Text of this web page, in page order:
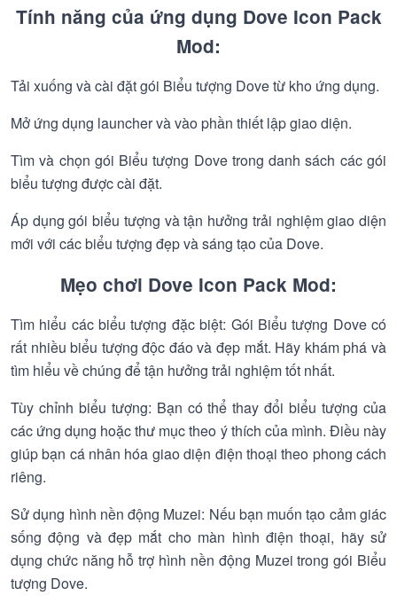
Tính năng của ứng dụng Dove Icon Pack
Mod:
Tải xuống và cài đặt gói Biểu tượng Dove từ kho ứng dụng.
Mở ứng dụng launcher và vào phần thiết lập giao diện.
Tìm và chọn gói Biểu tượng Dove trong danh sách các gói
biểu tượng được cài đặt.
Áp dụng gói biểu tượng và tận hưởng trải nghiệm giao diện
mới với các biểu tượng đẹp và sáng tạo của Dove.
Mẹo chơi Dove Icon Pack Mod:
Tìm hiểu các biểu tượng đặc biệt: Gói Biểu tượng Dove có
rất nhiều biểu tượng độc đáo và đẹp mắt. Hãy khám phá và
tìm hiểu về chúng để tận hưởng trải nghiệm tốt nhất.
Tùy chỉnh biểu tượng: Bạn có thể thay đổi biểu tượng của
các ứng dụng hoặc thư mục theo ý thích của mình. Điều này
giúp bạn cá nhân hóa giao diện điện thoại theo phong cách
riêng.
Sử dụng hình nền động Muzei: Nếu bạn muốn tạo cảm giác
sống động và đẹp mắt cho màn hình điện thoại, hãy sử
dụng chức năng hỗ trợ hình nền động Muzei trong gói Biểu
tượng Dove.